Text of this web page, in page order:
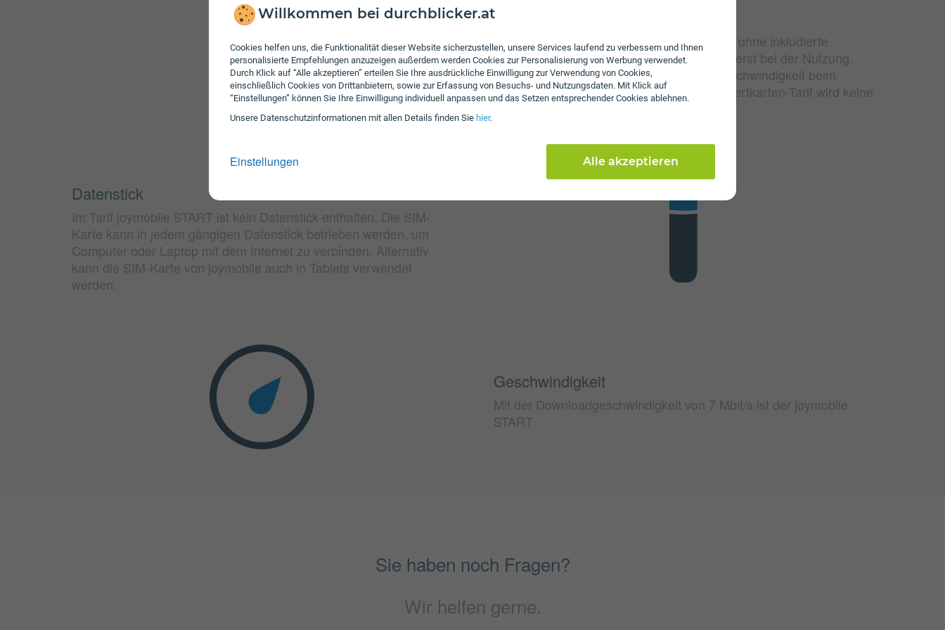
Willkommen bei durchblicker.at
Cookies helfen uns, die Funktionalität dieser Website sicherzustellen, unsere Services laufend zu verbessern und Ihnen
personalisierte Empfehlungen anzuzeigen außerdem werden Cookies zur Personalisierung von Werbung verwendet.
Durch Klick auf “Alle akzeptieren” erteilen Sie Ihre ausdrückliche Einwilligung zur Verwendung von Cookies,
einschließlich Cookies von Drittanbietern, sowie zur Erfassung von Besuchs- und Nutzungsdaten. Mit Klick auf
“Einstellungen” können Sie Ihre Einwilligung individuell anpassen und das Setzen entsprechender Cookies ablehnen.
Unsere Daten­schutz­informationen mit allen Details finden Sie hier.
Einstellungen Alle akzeptieren
Gebühren
Der Tarif joymobile START ist der Basistarif ohne inkludierte
Einheiten von joymobile. Kosten entstehen erst bei der Nutzung.
Für ein MB Daten sind 9 ct/€ fällig. Die Geschwindigkeit beim
Surfen beträgt dabei 7 Mbit/s. Bei einem Wertkarten-Tarif wird keine
Servicepauschale erhoben.
Datenstick
Im Tarif joymobile START ist kein Datenstick enthalten. Die SIM-
Karte kann in jedem gängigen Datenstick betrieben werden, um
Computer oder Laptop mit dem Internet zu verbinden. Alternativ
kann die SIM-Karte von joymobile auch in Tablets verwendet
werden.
Geschwindigkeit
Mit der Downloadgeschwindigkeit von 7 Mbit/s ist der joymobile
START
Sie haben noch Fragen?
Wir helfen gerne.